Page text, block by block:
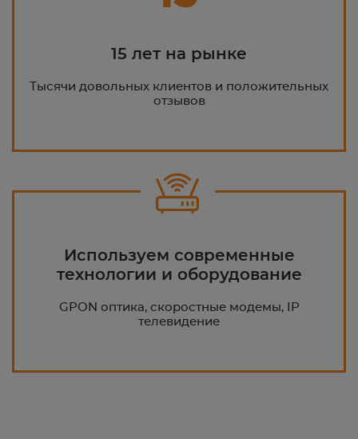
15 лет на рынке
Тысячи довольных клиентов и положительных
отзывов
Используем современные
технологии и оборудование
GPON оптика, скоростные модемы, IP
телевидение